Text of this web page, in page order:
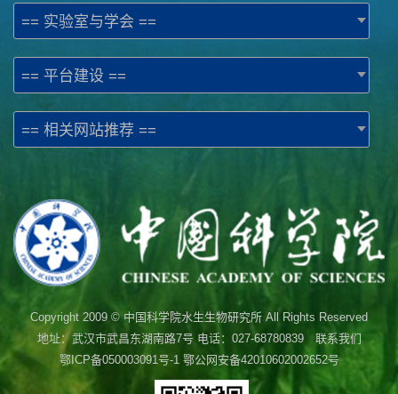
== 实验室与学会 ==
== 平台建设 ==
== 相关网站推荐 ==
Copyright 2009 © 中国科学院水生生物研究所 All Rights Reserved
地址：武汉市武昌东湖南路7号 电话：027-68780839 联系我们
鄂ICP备050003091号-1 鄂公网安备42010602002652号